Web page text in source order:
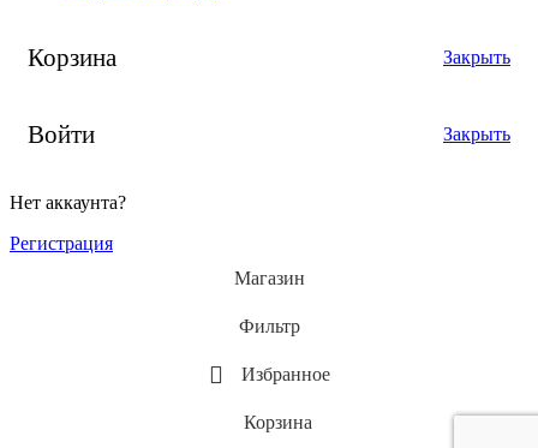
Корзина Закрыть
Войти Закрыть
Нет аккаунта?
Регистрация
Магазин
Фильтр
Избранное
Корзина